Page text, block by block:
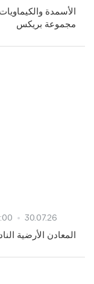
الأسمدة
مجموعة بريكس
30.07.26
المعادن الأرضية